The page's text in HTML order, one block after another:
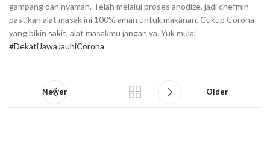
gampang dan nyaman. Telah melalui proses anodize, jadi chefmin
pastikan alat masak ini 100% aman untuk makanan. Cukup Corona
yang bikin sakit, alat masakmu jangan ya. Yuk mulai
#DekatiJawaJauhiCorona
Newer Older